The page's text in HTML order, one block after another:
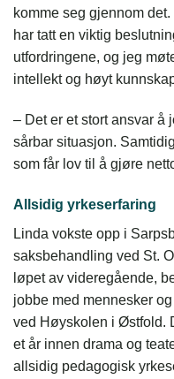
komme seg gjennom
har tatt en viktig
utfordringene, og jeg
intellekt og høyt
– Det er et stort ansvar å
sårbar situasjon.
som får lov til å gjøre
Allsidig yrkeserfaring
Linda vokste opp i
saksbehandling ved St.
løpet av videregående,
jobbe med mennesker
ved Høyskolen i Østfold.
et år innen drama og
allsidig pedagogisk